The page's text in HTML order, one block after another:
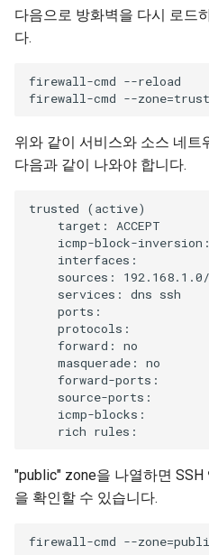
다음으로 방화벽을 다시 로드
다.
firewall-cmd --reload
위와 같이 서비스와 소스 네트
다음과 같이 나와야 합니다.
trusted (active)
    target: ACCEPT
icmp-block-
    interfaces:
sources:
    services: dns ssh
    ports:
    protocols:
    forward: no
    masquerade: no
    forward-ports:
    source-ports:
    icmp-blocks:
"public" zone을 나열하면
을 확인할 수 있습니다.